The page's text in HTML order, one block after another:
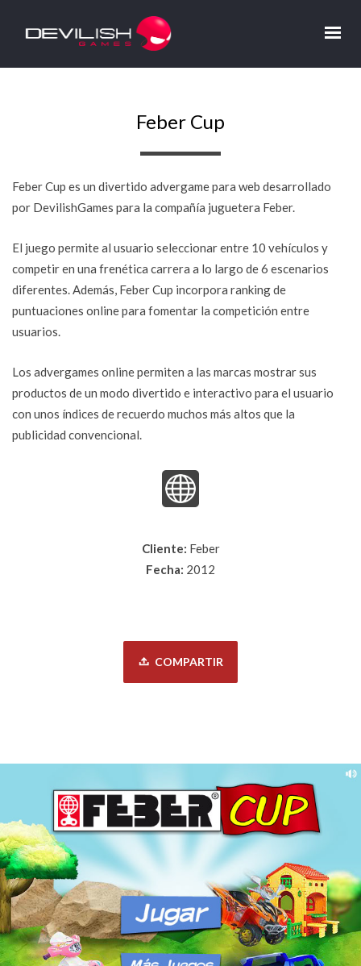
Feber Cup
Feber Cup es un divertido advergame para web desarrollado
por DevilishGames para la compañía juguetera Feber.
El juego permite al usuario seleccionar entre 10 vehículos y
competir en una frenética carrera a lo largo de 6 escenarios
diferentes. Además, Feber Cup incorpora ranking de
puntuaciones online para fomentar la competición entre
usuarios.
Los advergames online permiten a las marcas mostrar sus
productos de un modo divertido e interactivo para el usuario
con unos índices de recuerdo muchos más altos que la
publicidad convencional.
Cliente: Feber
Fecha: 2012
COMPARTIR